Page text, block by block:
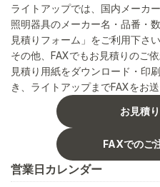
ライトアップでは、国内メーカ
照明器具のメーカー名・品番・
見積りフォーム」をご利用下さい
その他、FAXでもお見積りのご
見積り用紙をダウンロード・印
き、ライトアップまでFAXをお送
お見積
FAXでのご
営業日カレンダー